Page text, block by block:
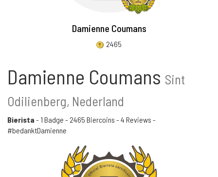
Damienne Coumans
2465
Damienne Coumans Sint
Odilienberg, Nederland
Bierista - 1 Badge - 2465 Biercoins - 4 Reviews -
#bedanktDamienne